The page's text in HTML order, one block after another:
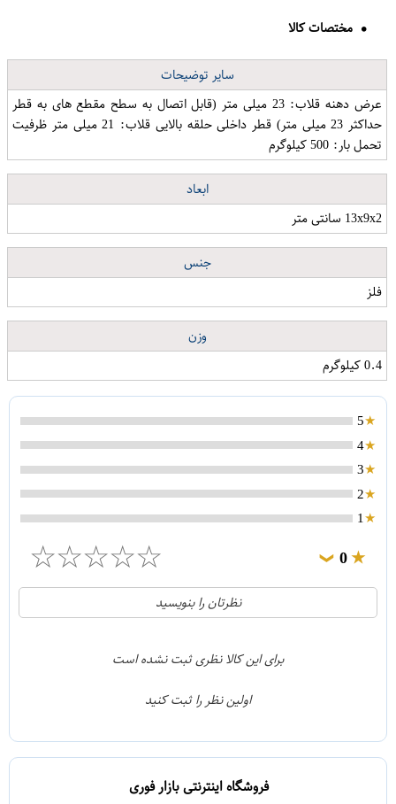
مختصات کالا
سایر توضیحات
عرض دهنه قلاب: 23 میلی متر (قابل اتصال به سطح مقطع های به قطر
حداکثر 23 میلی متر) قطر داخلی حلقه بالایی قلاب: 21 میلی متر ظرفیت
تحمل بار: 500 کیلوگرم
ابعاد
13x9x2 سانتی متر
جنس
فلز
وزن
0.4 کیلوگرم
5
4
3
2
1
0
❯
☆
☆
☆
☆
☆
0
0
نظرتان را بنویسید
برای این کالا نظری ثبت نشده است
اولین نظر را ثبت کنید
فروشگاه اینترنتی بازار فوری